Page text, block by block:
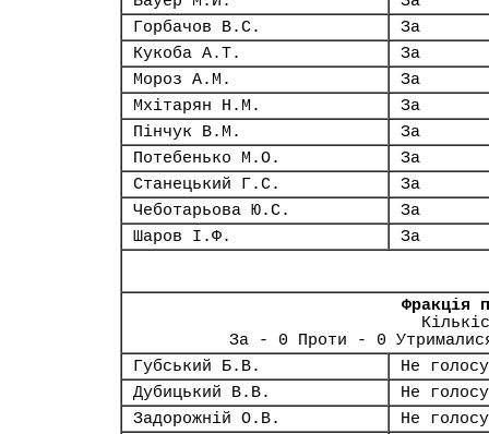
Горбачов В.С.
За
Кукоба А.Т.
За
Мороз А.М.
За
Мхітарян Н.М.
За
Пінчук В.М.
За
Потебенько М.О.
За
Станецький Г.С.
За
Чеботарьова Ю.С.
За
Шаров І.Ф.
За
Фракція
За - 0 Проти - 0
Губський Б.В.
Не
Дубицький В.В.
Не
Задорожній О.В.
Не